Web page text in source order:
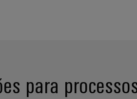
para